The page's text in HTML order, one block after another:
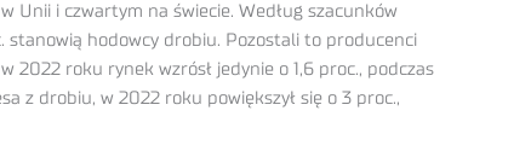
i czwartym na świecie. Według szacunków
stanowią hodowcy drobiu. Pozostali to producenci
roku rynek wzrósł jedynie o 1,6 proc., podczas
z drobiu, w 2022 roku powiększył się o 3 proc.,